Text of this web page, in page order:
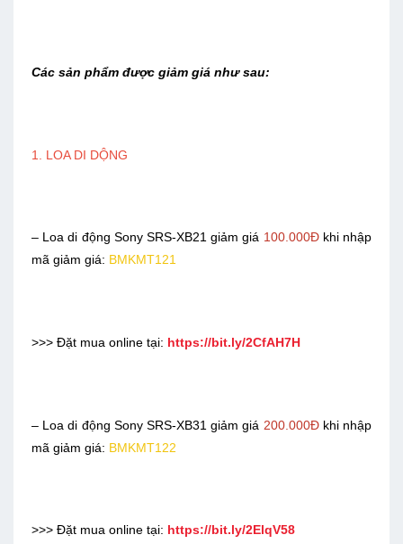
Các sản phẩm được giảm giá như sau:
1. LOA DI DỘNG
– Loa di động Sony SRS-XB21 giảm giá 100.000Đkhi nhập
mã giảm giá: BMKMT121
>>> Đặt mua online tại: https://bit.ly/2CfAH7H
– Loa di động Sony SRS-XB31 giảm giá 200.000Đkhi nhập
mã giảm giá: BMKMT122
>>> Đặt mua online tại: https://bit.ly/2ElqV58